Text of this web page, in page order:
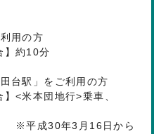
用の方
約10分
台駅」をご利用の方
本団地行>乗車、
16日から